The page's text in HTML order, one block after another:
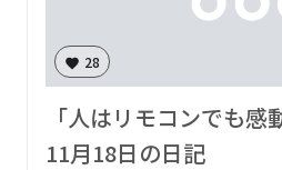
favorite 28
「人はリモコンでも
11月18日の日記